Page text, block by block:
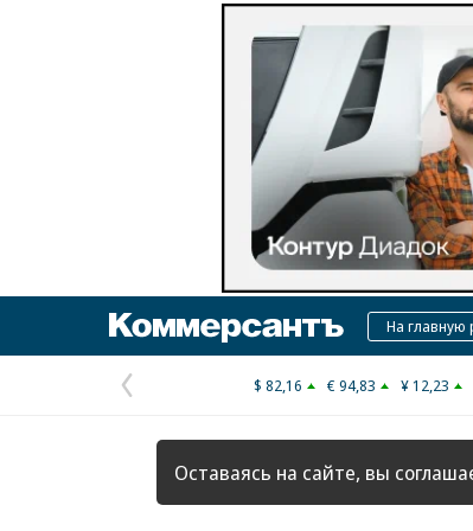
КоммерсантъНа главную
Предыдущая
страница
$ 82,16 € 94,83 ¥ 12,23
Оставаясь на сайте, вы